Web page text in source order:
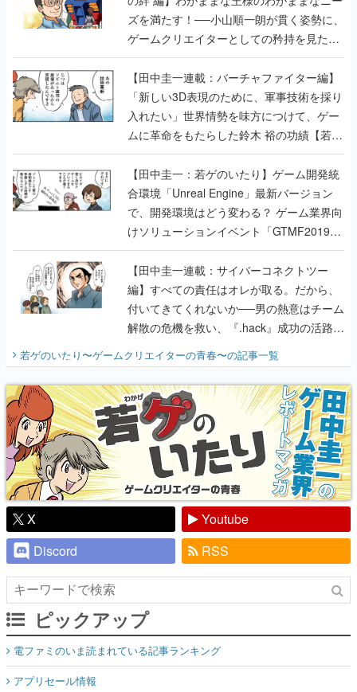
ズを満たす！──小山順一朗が貫く姿勢に、
ゲームクリエイターとしての矜持を見た
【若ゲのいたり最終回】
【田中圭一連載：バーチャファイター編】
「新しい3D表現のために、軍事技術を採り
入れたい」世界情勢を味方につけて、ゲー
ムに革命をもたらした鈴木 裕の功績【若ゲ
のいたり】
【田中圭一：若ゲのいたり】ゲーム開発統
合環境「Unreal Engine」最新バージョン
で、開発環境はどう変わる？ ゲーム業界向
けソリューションイベント「GTMF2019」
に行って、より理解を深めよう【PR】
【田中圭一連載：サイバーコネクトツー
編】すべての責任はオレが取る。だから、
付いてきてくれないか──男の熱意はチーム
解散の危機を救い、『.hack』成功の活路を
開く。業界の快男児・松山 洋に流れる血は
『少年ジャンプ』色だった【若ゲのいた
り】
若ゲのいたり〜ゲームクリエイターの青春〜の記事一覧
X
Youtube
Discord
RSS
ピックアップ
電ファミのいま読まれている記事ランキング
アプリセール情報